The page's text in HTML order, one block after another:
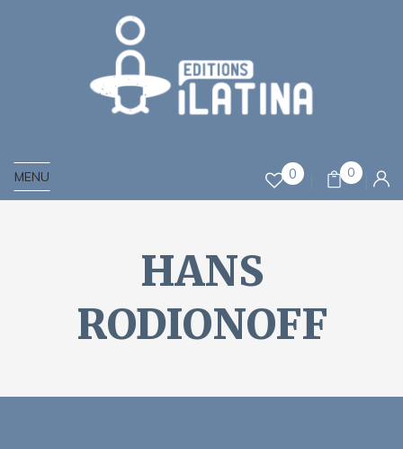
MENU 0 0
HANS
RODIONOFF